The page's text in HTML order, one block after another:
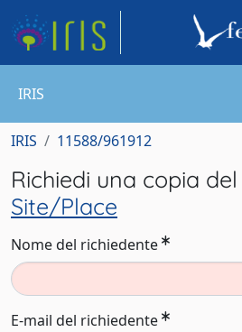
IRIS
IRIS 11588/961912
Richiedi una copia
Site/Place
Nome del richiedente
E-mail del richiedente